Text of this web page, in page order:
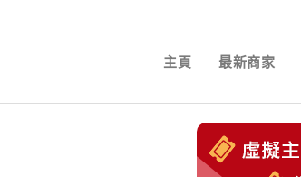
主頁 最新商家